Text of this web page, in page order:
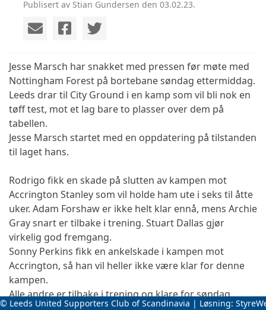
Publisert av Stian Gundersen den 03.02.23.
Jesse Marsch har snakket med pressen før møte med
Nottingham Forest på bortebane søndag ettermiddag.
Leeds drar til City Ground i en kamp som vil bli nok en
tøff test, mot et lag bare to plasser over dem på
tabellen.
Jesse Marsch startet med en oppdatering på tilstanden
til laget hans.
Rodrigo fikk en skade på slutten av kampen mot
Accrington Stanley som vil holde ham ute i seks til åtte
uker. Adam Forshaw er ikke helt klar ennå, mens Archie
Gray snart er tilbake i trening. Stuart Dallas gjør
virkelig god fremgang.
Sonny Perkins fikk en ankelskade i kampen mot
Accrington, så han vil heller ikke være klar for denne
kampen.
Alle andre er tilbake i trening og klare for søndag.
© Leeds United Supporters Club of Scandinavia | Løsning: